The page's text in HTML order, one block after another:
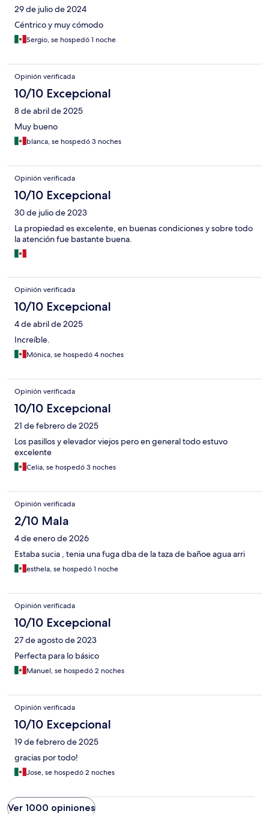
29 de julio de 2024
Céntrico y muy cómodo
Sergio, se hospedó 1 noche
Opinión verificada
10/10 Excepcional
8 de abril de 2025
Muy bueno
blanca, se hospedó 3 noches
Opinión verificada
10/10 Excepcional
30 de julio de 2023
La propiedad es excelente, en buenas condiciones y sobre todo
la atención fue bastante buena.
Opinión verificada
10/10 Excepcional
4 de abril de 2025
Increíble.
Mónica, se hospedó 4 noches
Opinión verificada
10/10 Excepcional
21 de febrero de 2025
Los pasillos y elevador viejos pero en general todo estuvo
excelente
Celia, se hospedó 3 noches
Opinión verificada
2/10 Mala
4 de enero de 2026
Estaba sucia , tenia una fuga dba de la taza de bañoe agua arri
esthela, se hospedó 1 noche
Opinión verificada
10/10 Excepcional
27 de agosto de 2023
Perfecta para lo básico
Manuel, se hospedó 2 noches
Opinión verificada
10/10 Excepcional
19 de febrero de 2025
gracias por todo!
Jose, se hospedó 2 noches
Ver 1000 opiniones